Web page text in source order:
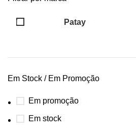
Patay
Em Stock / Em Promoção
Em promoção
Em stock